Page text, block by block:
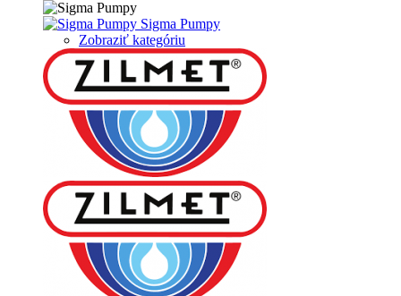
Sigma Pumpy
Zobraziť kategóriu